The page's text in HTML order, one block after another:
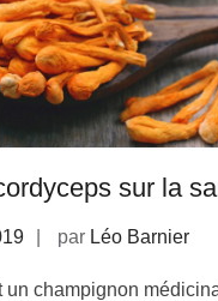
sur la
par Léo Barnier
un champignon